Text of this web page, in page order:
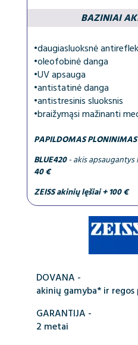
BAZINIAI
•daugiasluoksnė
•oleofobinė danga
•UV apsauga
•antistatinė danga
•antistresinis sluoksnis
•braižymąsi mažinanti
PAPILDOMAS PLONINIMAS
BLUE420- akis apsaugantys
40 €
ZEISS akinių lęšiai + 100 €
DOVANA -
akinių gamyba* ir
GARANTIJA -
2 metai